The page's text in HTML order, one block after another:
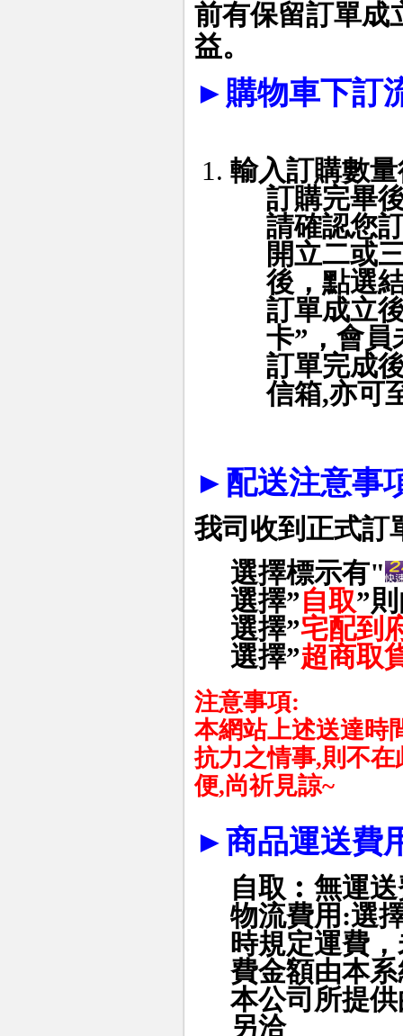
前有保留訂單成
益。
► 購物車下訂
輸入訂購數
訂購完畢
請確認您
開立二或
後，點選
訂單成立
卡”，會員
訂單完成
信箱,亦可
► 配送注意事
我司收到正式訂
選擇標示有"
選擇”自取”
選擇”宅配到
選擇”超商取
注意事項:
本網站上述送達時
抗力之情事,則不在
便,尚祈見諒~
►商品運送費
自取︰無運
物流費用 :選
時規定運費
費金額由本
本公司所提
另洽